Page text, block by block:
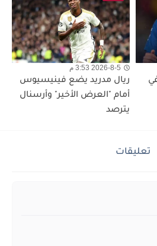
2026-8-5 3:53 م
ريال مدريد يضع فينيسيوس
أمام "العرض الأخير" وأرسنال
يترصد
تعليقات